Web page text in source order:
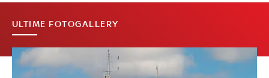
ULTIME FOTOGALLERY